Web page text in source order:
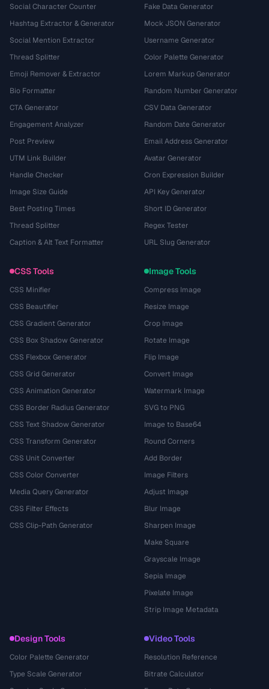
Social Character Counter
Hashtag Extractor & Generator
Social Mention Extractor
Thread Splitter
Emoji Remover & Extractor
Bio Formatter
CTA Generator
Engagement Analyzer
Post Preview
UTM Link Builder
Handle Checker
Image Size Guide
Best Posting Times
Thread Splitter
Caption & Alt Text Formatter
Fake Data Generator
Mock JSON Generator
Username Generator
Color Palette Generator
Lorem Markup Generator
Random Number Generator
CSV Data Generator
Random Date Generator
Email Address Generator
Avatar Generator
Cron Expression Builder
API Key Generator
Short ID Generator
Regex Tester
URL Slug Generator
CSS Tools
CSS Minifier
CSS Beautifier
CSS Gradient Generator
CSS Box Shadow Generator
CSS Flexbox Generator
CSS Grid Generator
CSS Animation Generator
CSS Border Radius Generator
CSS Text Shadow Generator
CSS Transform Generator
CSS Unit Converter
CSS Color Converter
Media Query Generator
CSS Filter Effects
CSS Clip-Path Generator
Image Tools
Compress Image
Resize Image
Crop Image
Rotate Image
Flip Image
Convert Image
Watermark Image
SVG to PNG
Image to Base64
Round Corners
Add Border
Image Filters
Adjust Image
Blur Image
Sharpen Image
Make Square
Grayscale Image
Sepia Image
Pixelate Image
Strip Image Metadata
Design Tools
Color Palette Generator
Type Scale Generator
Video Tools
Resolution Reference
Bitrate Calculator